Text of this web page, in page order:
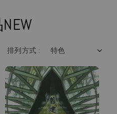
排列方式 :